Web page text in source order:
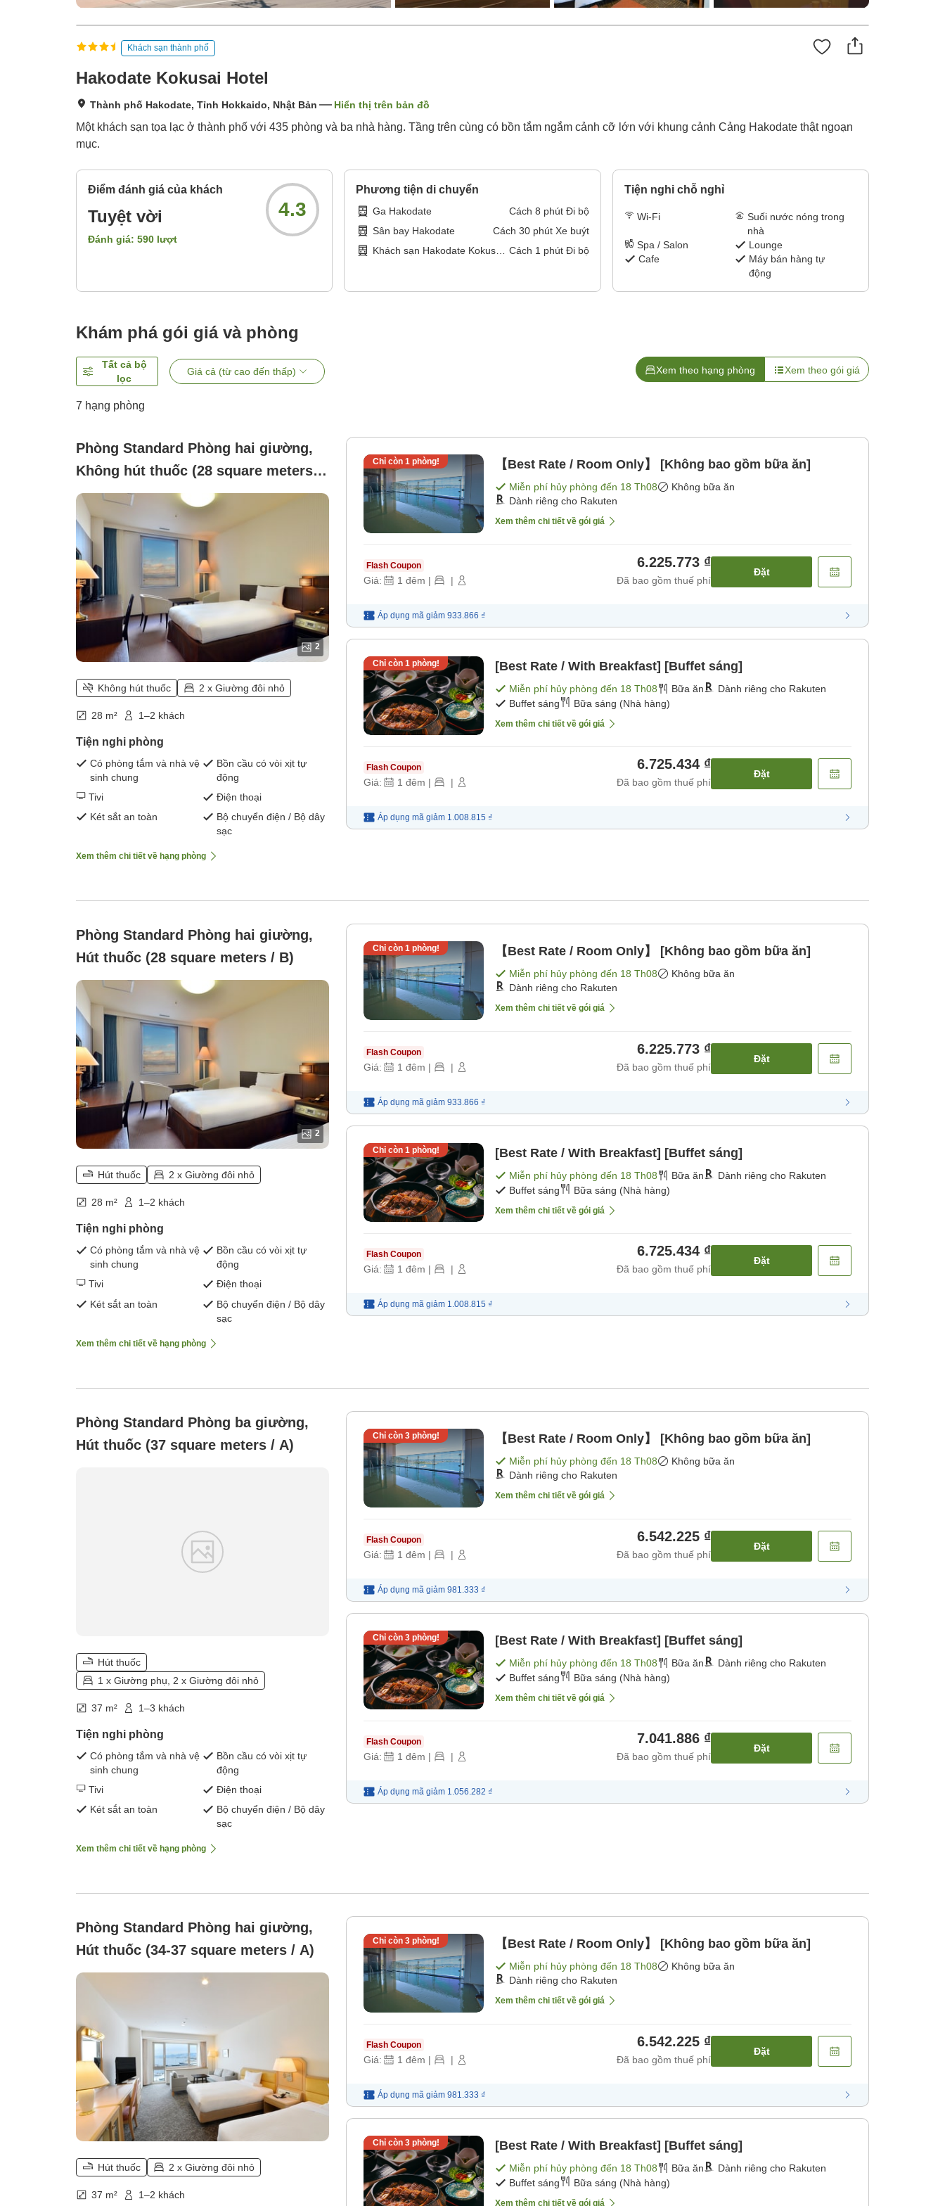
Khách sạn thành phố
Hakodate Kokusai Hotel
Thành phố Hakodate, Tỉnh Hokkaido, Nhật Bản Hiển thị trên bản đồ
Một khách sạn tọa lạc ở thành phố với 435 phòng và ba nhà hàng. Tầng trên cùng có bồn tắm ngắm cảnh cỡ lớn với khung cảnh Cảng Hakodate thật ngoạn
mục.
Điểm đánh giá của khách
Tuyệt vời
Đánh giá: 590 lượt
4.3
Phương tiện di chuyển
Ga Hakodate Cách 8 phút Đi bộ
Sân bay Hakodate
Cách 30phút Xe buýt
Khách sạn Hakodate Kokusai Cách 1 phút Đi bộ
Tiện nghi chỗ nghỉ
Wi-Fi
Suối nước nóng trong
nhà
Spa / Salon
Lounge
Cafe
Máy bán hàng tự
động
Khám phá gói giá và phòng
Tất cả bộ
lọc
Giá cả (từ cao đến thấp) Xem theo hạng phòng Xem theo gói giá
7 hạng phòng
Phòng Standard Phòng hai giường,
Không hút thuốc (28 square meters /
B)
2
Không hút thuốc 2 x Giường đôi nhỏ
28 m² 1–2 khách
Tiện nghi phòng
Có phòng tắm và nhà vệ
sinh chung
Bồn cầu có vòi xịt tự
động
Tivi
Điện thoại
Két sắt an toàn
Bộ chuyển điện / Bộ dây
sạc
Xem thêm chi tiết về hạng phòng
Chỉ còn 1phòng! 【Best Rate / Room Only】 [Không bao gồm bữa ăn]
Miễn phí hủy phòng đến 18 Th08
Không bữa ăn
Dành riêng cho Rakuten
Xem thêm chi tiết về gói giá
Flash Coupon
Giá: 1 đêm | |
6.225.773 ₫
Đã bao gồm thuế phí
Đặt
Áp dụng mã giảm 933.866 ₫
Chỉ còn 1phòng! [Best Rate / With Breakfast] [Buffet sáng]
Miễn phí hủy phòng đến 18 Th08 Bữa ăn
Dành riêng cho Rakuten
Buffet sáng
Bữa sáng (Nhà hàng)
Xem thêm chi tiết về gói giá
Flash Coupon
Giá: 1 đêm | |
6.725.434 ₫
Đã bao gồm thuế phí
Đặt
Áp dụng mã giảm 1.008.815 ₫
Phòng Standard Phòng hai giường,
Hút thuốc (28 square meters / B)
2
Hút thuốc 2 x Giường đôi nhỏ
28 m² 1–2 khách
Tiện nghi phòng
Có phòng tắm và nhà vệ
sinh chung
Bồn cầu có vòi xịt tự
động
Tivi
Điện thoại
Két sắt an toàn
Bộ chuyển điện / Bộ dây
sạc
Xem thêm chi tiết về hạng phòng
Chỉ còn 1phòng! 【Best Rate / Room Only】 [Không bao gồm bữa ăn]
Miễn phí hủy phòng đến 18 Th08
Không bữa ăn
Dành riêng cho Rakuten
Xem thêm chi tiết về gói giá
Flash Coupon
Giá: 1 đêm | |
6.225.773 ₫
Đã bao gồm thuế phí
Đặt
Áp dụng mã giảm 933.866 ₫
Chỉ còn 1phòng! [Best Rate / With Breakfast] [Buffet sáng]
Miễn phí hủy phòng đến 18 Th08 Bữa ăn
Dành riêng cho Rakuten
Buffet sáng
Bữa sáng (Nhà hàng)
Xem thêm chi tiết về gói giá
Flash Coupon
Giá: 1 đêm | |
6.725.434 ₫
Đã bao gồm thuế phí
Đặt
Áp dụng mã giảm 1.008.815 ₫
Phòng Standard Phòng ba giường,
Hút thuốc (37 square meters / A)
Hút thuốc
1 x Giường phụ, 2 x Giường đôi nhỏ
37 m² 1–3 khách
Tiện nghi phòng
Có phòng tắm và nhà vệ
sinh chung
Bồn cầu có vòi xịt tự
động
Tivi
Điện thoại
Két sắt an toàn
Bộ chuyển điện / Bộ dây
sạc
Xem thêm chi tiết về hạng phòng
Chỉ còn 3phòng! 【Best Rate / Room Only】 [Không bao gồm bữa ăn]
Miễn phí hủy phòng đến 18 Th08
Không bữa ăn
Dành riêng cho Rakuten
Xem thêm chi tiết về gói giá
Flash Coupon
Giá: 1 đêm | |
6.542.225 ₫
Đã bao gồm thuế phí
Đặt
Áp dụng mã giảm 981.333 ₫
Chỉ còn 3phòng! [Best Rate / With Breakfast] [Buffet sáng]
Miễn phí hủy phòng đến 18 Th08 Bữa ăn
Dành riêng cho Rakuten
Buffet sáng
Bữa sáng (Nhà hàng)
Xem thêm chi tiết về gói giá
Flash Coupon
Giá: 1 đêm | |
7.041.886 ₫
Đã bao gồm thuế phí
Đặt
Áp dụng mã giảm 1.056.282 ₫
Phòng Standard Phòng hai giường,
Hút thuốc (34-37 square meters / A)
Hút thuốc 2 x Giường đôi nhỏ
37 m² 1–2 khách
Chỉ còn 3phòng! 【Best Rate / Room Only】 [Không bao gồm bữa ăn]
Miễn phí hủy phòng đến 18 Th08
Không bữa ăn
Dành riêng cho Rakuten
Xem thêm chi tiết về gói giá
Flash Coupon
Giá: 1 đêm | |
6.542.225 ₫
Đã bao gồm thuế phí
Đặt
Áp dụng mã giảm 981.333 ₫
Chỉ còn 3phòng! [Best Rate / With Breakfast] [Buffet sáng]
Miễn phí hủy phòng đến 18 Th08 Bữa ăn
Dành riêng cho Rakuten
Buffet sáng
Bữa sáng (Nhà hàng)
Xem thêm chi tiết về gói giá